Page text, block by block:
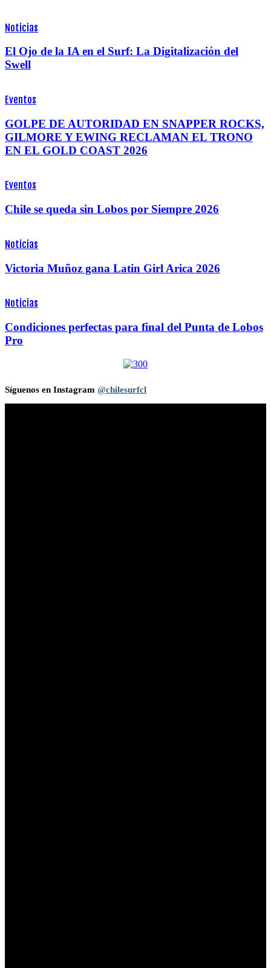
Noticias
El Ojo de la IA en el Surf: La Digitalización del
Swell
Eventos
GOLPE DE AUTORIDAD EN SNAPPER ROCKS,
GILMORE Y EWING RECLAMAN EL TRONO
EN EL GOLD COAST 2026
Eventos
Chile se queda sin Lobos por Siempre 2026
Noticias
Victoria Muñoz gana Latin Girl Arica 2026
Noticias
Condiciones perfectas para final del Punta de Lobos
Pro
Síguenos en Instagram @chilesurfcl